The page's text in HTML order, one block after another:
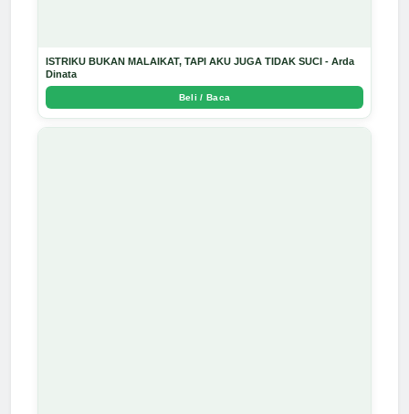
ISTRIKU BUKAN MALAIKAT, TAPI AKU JUGA TIDAK SUCI - Arda
Dinata
Beli / Baca